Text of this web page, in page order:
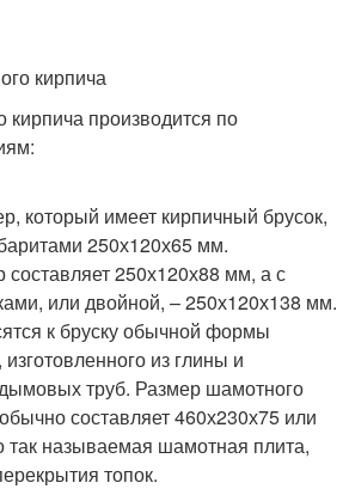
кирпича
кирпича производится по
который имеет кирпичный брусок,
250х120х65 мм.
250х120х88 мм, а с
или двойной, – 250х120х138 мм.
к бруску обычной формы
из глины и
труб. Размер шамотного
составляет 460х230х75 или
называемая шамотная плита,
топок.